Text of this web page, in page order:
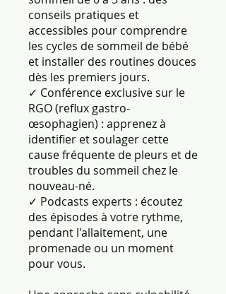
conseils pratiques et
accessibles pour comprendre
les cycles de sommeil de bébé
et installer des routines douces
dès les premiers jours.
✓ Conférence exclusive sur le
RGO (reflux gastro-
œsophagien) : apprenez à
identifier et soulager cette
cause fréquente de pleurs et de
troubles du sommeil chez le
nouveau-né.
✓ Podcasts experts : écoutez
des épisodes à votre rythme,
pendant l'allaitement, une
promenade ou un moment
pour vous.